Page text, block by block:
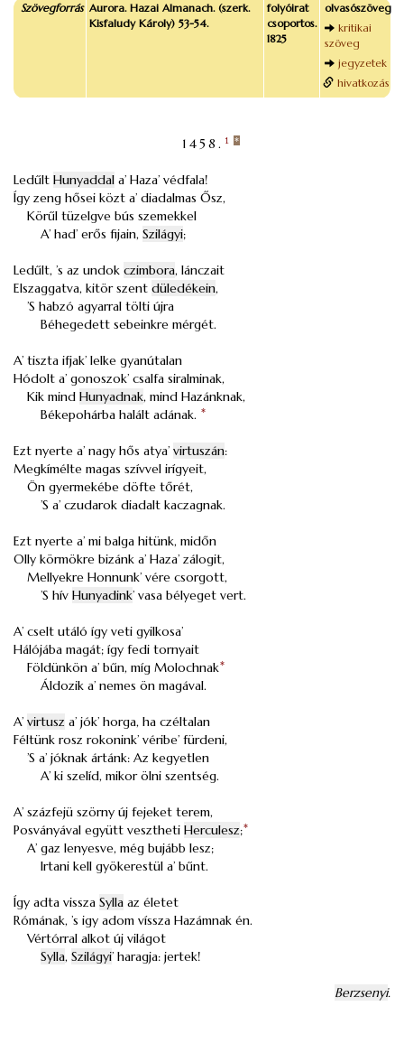
Szövegforrás Aurora. Hazai Almanach. (szerk.
Kisfaludy Károly) 53-54.
folyóirat
csoportos.
1825
olvasószöveg
kritikai
szöveg
jegyzetek
hivatkozás
1458. 1 *
Ledűlt Hunyaddal a’ Haza’ védfala!
Így zeng hősei közt a’ diadalmas Ősz,
Körűl tüzelgve bús szemekkel
A’ had’ erős fijain, Szilágyi;
Ledűlt, ’s az undok czimbora, lánczait
Elszaggatva, kitör szent düledékein,
’S habzó agyarral tölti újra
Béhegedett sebeinkre mérgét.
A’ tiszta ifjak’ lelke gyanútalan
Hódolt a’ gonoszok’ csalfa siralminak,
Kik mind Hunyadnak, mind Hazánknak,
Békepohárba halált adának. *
Ezt nyerte a’ nagy hős atya’ virtuszán:
Megkímélte magas szívvel irígyeit,
Ön gyermekébe döfte tőrét,
’S a’ czudarok diadalt kaczagnak.
Ezt nyerte a’ mi balga hitünk, midőn
Olly körmökre bizánk a’ Haza’ zálogit,
Mellyekre Honnunk’ vére csorgott,
’S hív Hunyadink’ vasa bélyeget vert.
A’ cselt utáló így veti gyilkosa’
Hálójába magát; így fedi tornyait
Földünkön a’ bűn, míg Molochnak*
Áldozik a’ nemes ön magával.
A’ virtusz a’ jók’ horga, ha czéltalan
Féltünk rosz rokonink’ véribe’ fürdeni,
’S a’ jóknak ártánk: Az kegyetlen
A’ ki szelíd, mikor ölni szentség.
A’ százfejü szörny új fejeket terem,
Posványával együtt vesztheti Herculesz;*
A’ gaz lenyesve, még bujább lesz;
Irtani kell gyökerestül a’ bűnt.
Így adta vissza Sylla az életet
Rómának, ’s igy adom víssza Hazámnak én.
Vértórral alkot új világot
Sylla, Szilágyi’ haragja: jertek!
Berzsenyi.